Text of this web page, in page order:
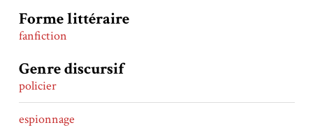
Forme littéraire
fanfiction
Genre discursif
policier
espionnage